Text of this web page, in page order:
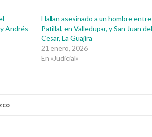
Andrés
Hallan asesinado a un hombre entre
Patillal, en Valledupar, y San Juan del
Cesar, La Guajira
21 enero, 2026
En «Judicial»